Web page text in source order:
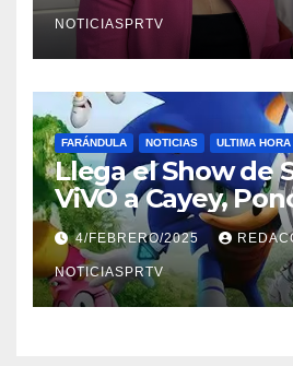
NOTICIASPRTV
FARÁNDULA NOTICIAS ULTIMA HORA
Llega el Show de
ViVO a Cayey,
Barceloneta y
Relojes gratis
compre ahora….
4/FEBRERO/2025
NOTICIASPRTV